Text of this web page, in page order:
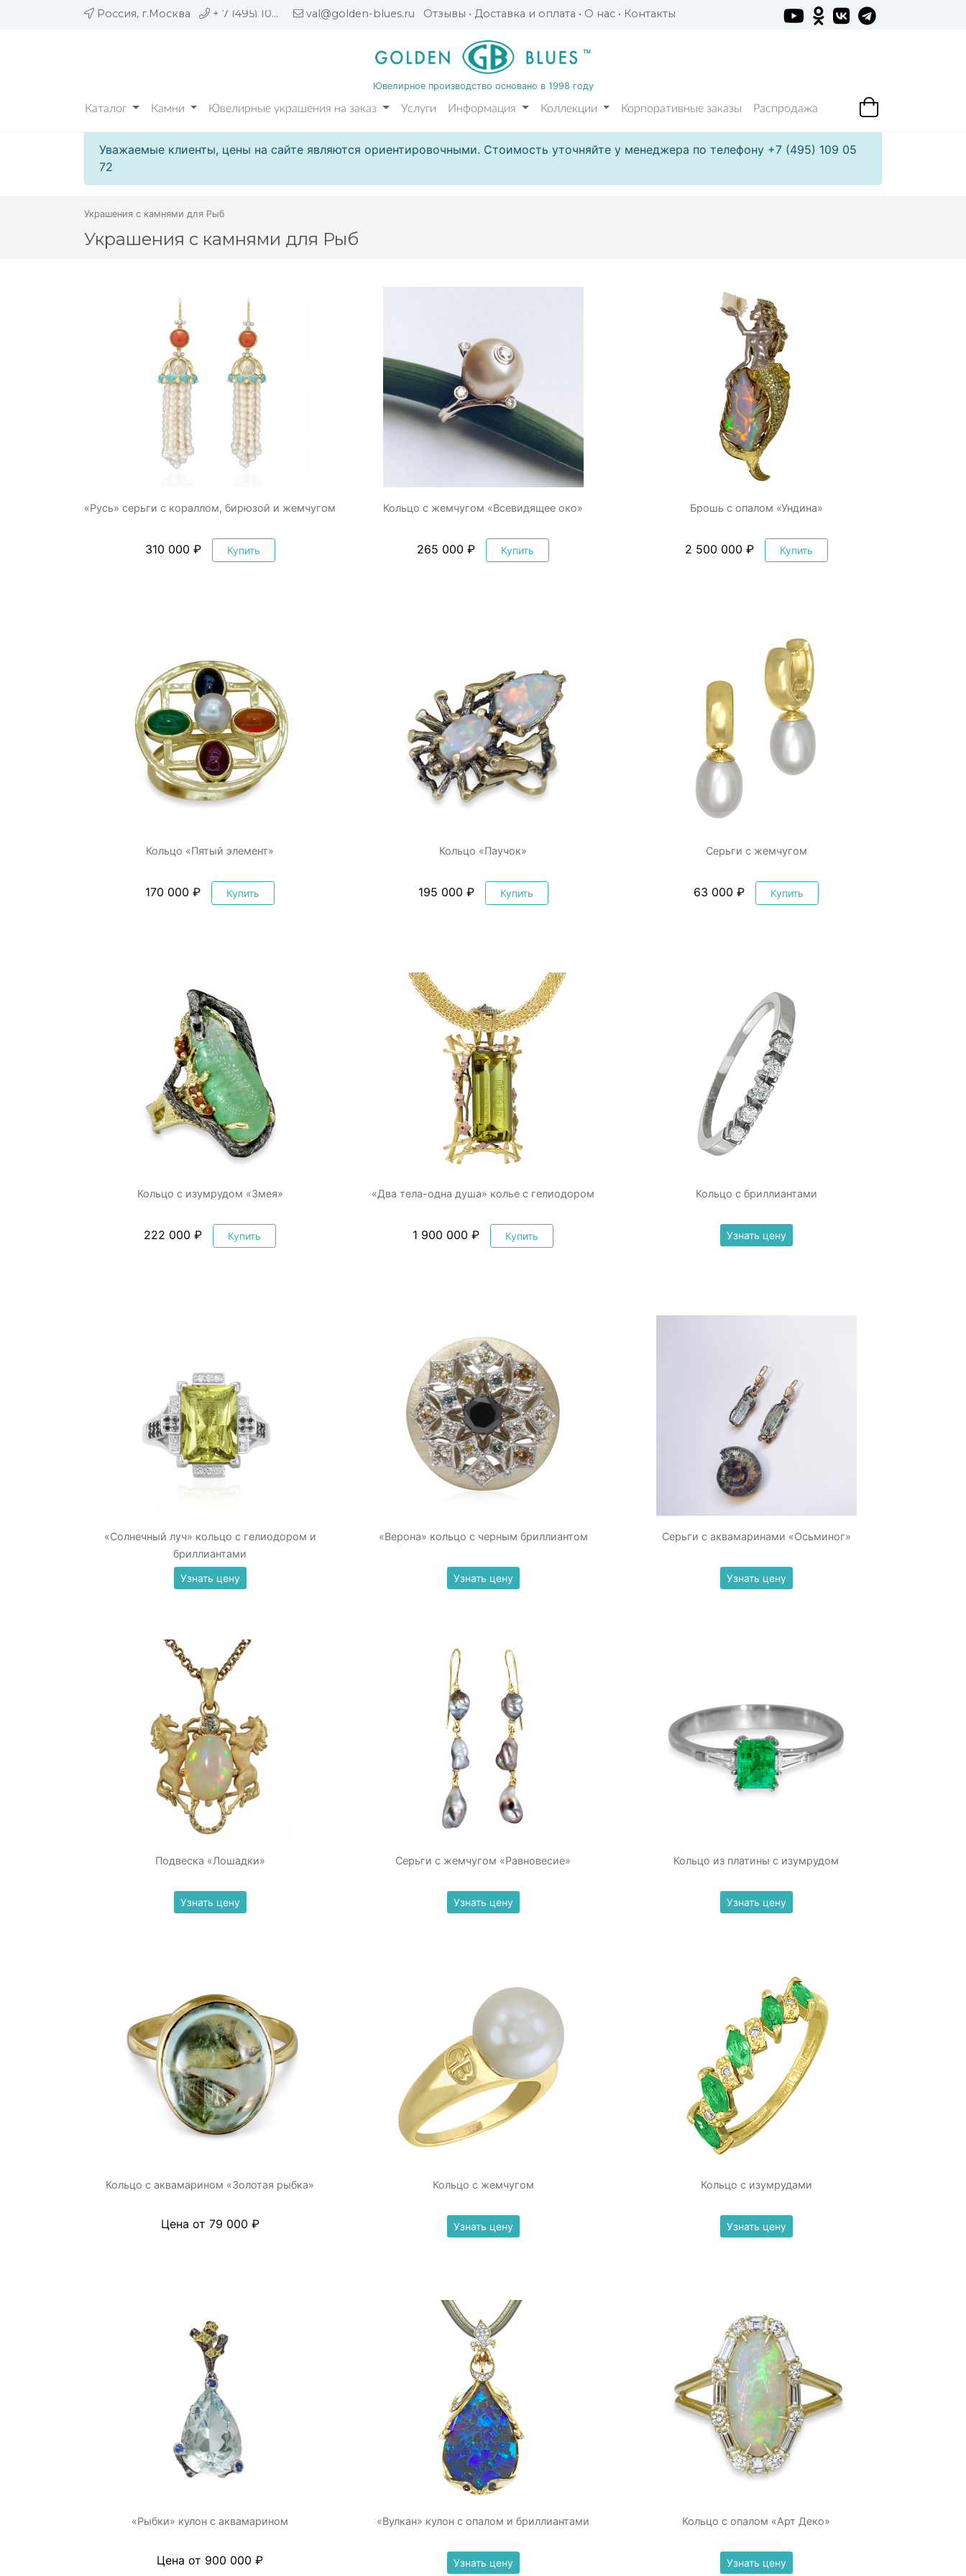
Россия, г.Москва + 7 (495) 109 05 72 val@golden-blues.ru Отзывы • Доставка и оплата • О нас • Контакты
Ювелирное производство основано в 1998 году
Каталог Камни Ювелирные украшения на заказ Услуги Информация Коллекции Корпоративные заказы Распродажа
Уважаемые клиенты, цены на сайте являются ориентировочными. Стоимость уточняйте у менеджера по телефону +7 (495) 109 05
72
Украшения с камнями для Рыб
Украшения с камнями для Рыб
«Русь» серьги с кораллом, бирюзой и жемчугом
310 000 ₽ Купить
Кольцо с жемчугом «Всевидящее око»
265 000 ₽ Купить
Брошь с опалом «Ундина»
2 500 000 ₽ Купить
Кольцо «Пятый элемент»
170 000 ₽ Купить
Кольцо «Паучок»
195 000 ₽ Купить
Серьги с жемчугом
63 000 ₽ Купить
Кольцо с изумрудом «Змея»
222 000 ₽ Купить
«Два тела-одна душа» колье с гелиодором
1 900 000 ₽ Купить
Кольцо с бриллиантами
Узнать цену
«Солнечный луч» кольцо с гелиодором и
бриллиантами
Узнать цену
«Верона» кольцо с черным бриллиантом
Узнать цену
Серьги с аквамаринами «Осьминог»
Узнать цену
Подвеска «Лошадки»
Узнать цену
Серьги с жемчугом «Равновесие»
Узнать цену
Кольцо из платины с изумрудом
Узнать цену
Кольцо с аквамарином «Золотая рыбка»
Цена от 79 000 ₽
Кольцо с жемчугом
Узнать цену
Кольцо с изумрудами
Узнать цену
«Рыбки» кулон с аквамарином
Цена от 900 000 ₽
«Вулкан» кулон с опалом и бриллиантами
Узнать цену
Кольцо с опалом «Арт Деко»
Узнать цену